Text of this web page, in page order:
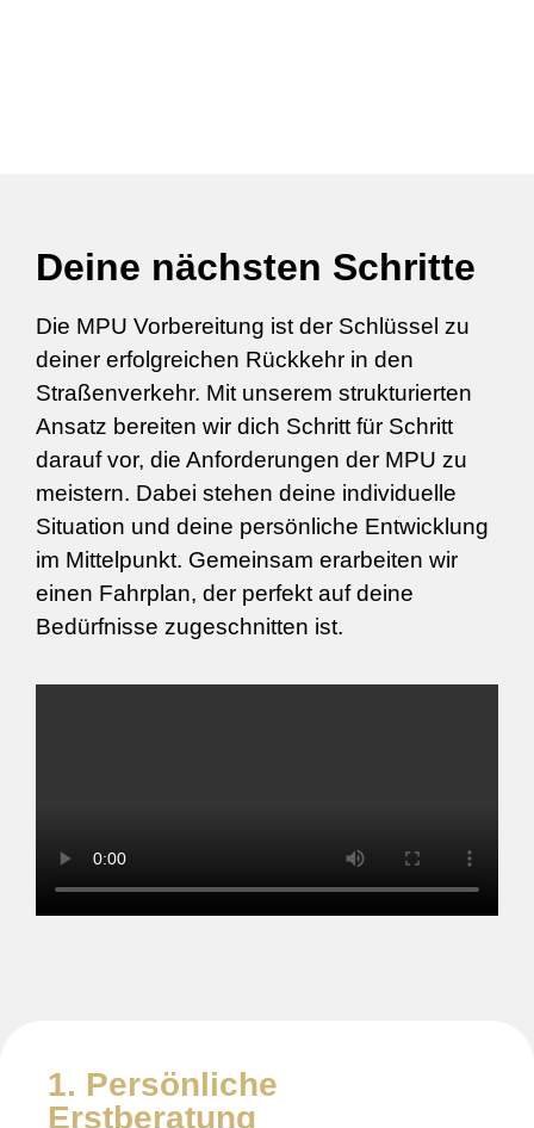
Deine nächsten Schritte
Die MPU Vorbereitung ist der Schlüssel zu
deiner erfolgreichen Rückkehr in den
Straßenverkehr. Mit unserem strukturierten
Ansatz bereiten wir dich Schritt für Schritt
darauf vor, die Anforderungen der MPU zu
meistern. Dabei stehen deine individuelle
Situation und deine persönliche Entwicklung
im Mittelpunkt. Gemeinsam erarbeiten wir
einen Fahrplan, der perfekt auf deine
Bedürfnisse zugeschnitten ist.
1. Persönliche
Erstberatung